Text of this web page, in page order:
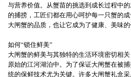
与营养价值。从蟹苗的挑选到成长过程中
的捕捞，工匠们都在用心呵护每一只蟹的
大闸蟹的品质，也让它成为了健康、美味的
如何“锁住鲜美”
大闸蟹的鲜美与其独特的生活环境密切相
原始的江河湖泊中。为了保证大闸蟹在被
统的保鲜技术尤为关键。许多大闸蟹礼盒